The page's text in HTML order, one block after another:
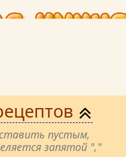
пустым,
запятой ","